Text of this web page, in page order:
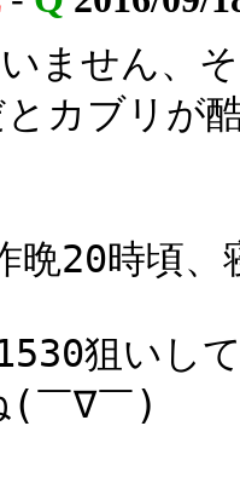
ません、
カブリが
晩20時頃、
狙いし
(￣∇￣)